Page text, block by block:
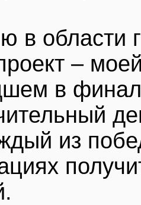
в области
–
в финал
из